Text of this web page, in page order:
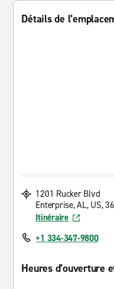
Détails de
1201 Rucker Blvd
Enterprise, AL, US,
Itinéraire
+1 334-347-9800
Heures d’ouverture